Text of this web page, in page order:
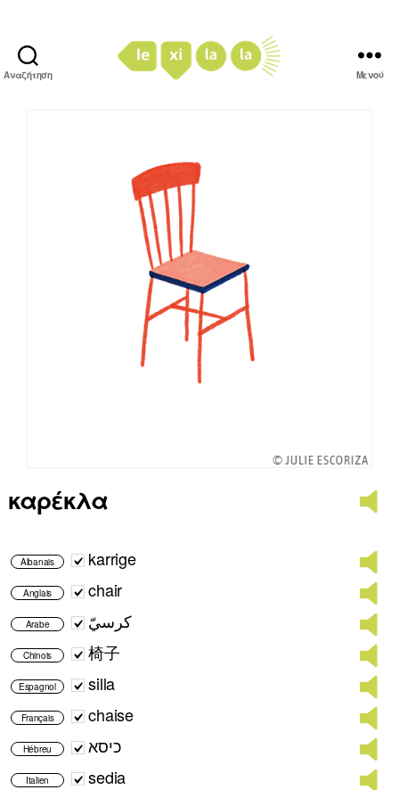
Αναζήτηση Μενού
καρέκλα
Albanais karrige
Anglais chair
Arabe كرسيّ
Chinois 椅子
Espagnol silla
Français chaise
Hébreu כיסא
Italien sedia